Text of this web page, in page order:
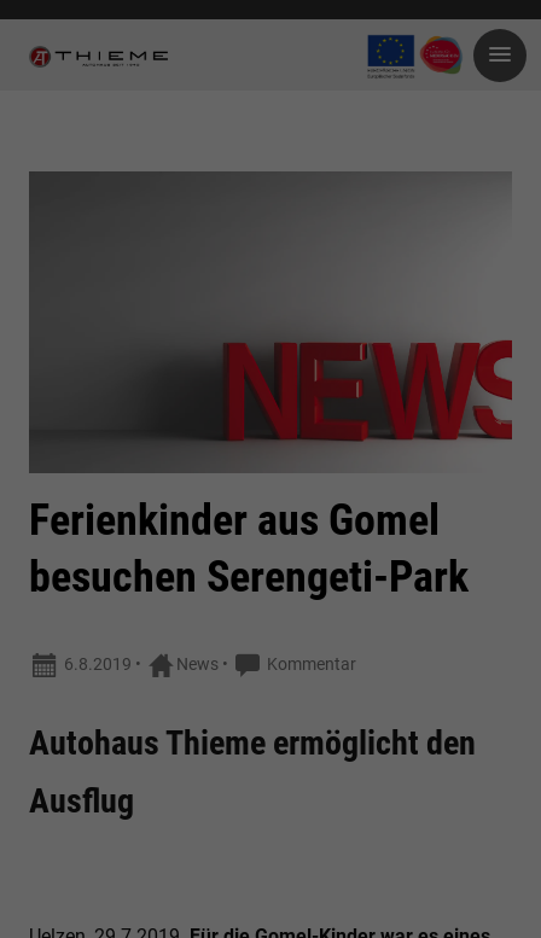
Ferienkinder aus Gomel
besuchen Serengeti-Park
6.8.2019 • News • Kommentar
Autohaus Thieme ermöglicht den
Ausflug